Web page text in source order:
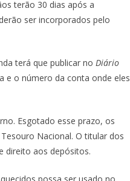
terão 30 dias após a
ser incorporados pelo
terá que publicar no Diário
e o número da conta onde eles
Esgotado esse prazo, os
Nacional. O titular dos
direito aos depósitos.